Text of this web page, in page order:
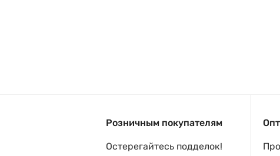
Розничным покупателям
Остерегайтесь подделок!